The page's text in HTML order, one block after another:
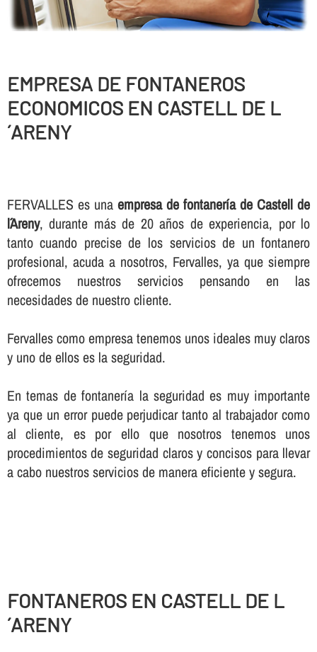
EMPRESA DE FONTANEROS
ECONOMICOS EN CASTELL DE L
´ARENY
FERVALLES es una empresa de fontanerí­a de Castell de
l´Areny, durante más de 20 años de experiencia, por lo
tanto cuando precise de los servicios de un fontanero
profesional, acuda a nosotros, Fervalles, ya que siempre
ofrecemos nuestros servicios pensando en las
necesidades de nuestro cliente.
Fervalles como empresa tenemos unos ideales muy claros
y uno de ellos es la seguridad.
En temas de fontanerí­a la seguridad es muy importante
ya que un error puede perjudicar tanto al trabajador como
al cliente, es por ello que nosotros tenemos unos
procedimientos de seguridad claros y concisos para llevar
a cabo nuestros servicios de manera eficiente y segura.
FONTANEROS EN CASTELL DE L
´ARENY